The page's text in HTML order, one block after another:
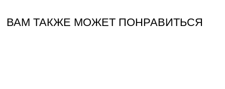
ВАМ ТАКЖЕ МОЖЕТ ПОНРАВИТЬСЯ